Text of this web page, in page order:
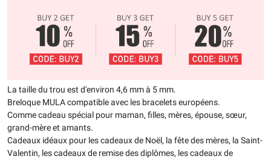
La taille du trou est d'environ 4,6 mm à 5 mm.
Breloque MULA compatible avec les bracelets européens.
Comme cadeau spécial pour maman, filles, mères, épouse, sœur,
grand-mère et amants.
Cadeaux idéaux pour les cadeaux de Noël, la fête des mères, la Saint-
Valentin, les cadeaux de remise des diplômes, les cadeaux de